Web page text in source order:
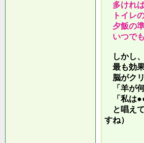
多けれ
トイレの
夕飯の
いつで
しかし、
最も効果
脳がクリ
「羊が
「私は
と唱えて
すね）